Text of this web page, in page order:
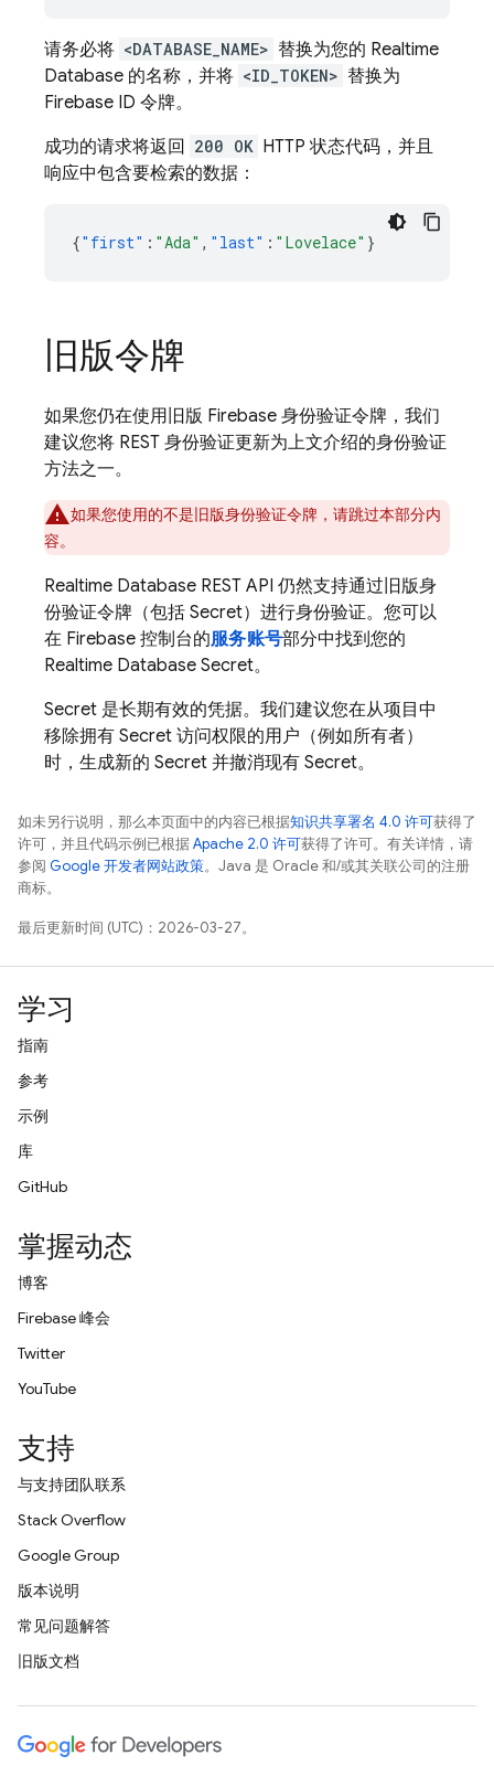
请务必将 <DATABASE_NAME> 替换为您的 Realtime
Database 的名称，并将 <ID_TOKEN> 替换为
Firebase ID 令牌。
成功的请求将返回
200 OK HTTP 状态代码，并且
响应中包含要检索的数据：
{"first" : "Ada" , "last" : "Lovelace" }
旧版令牌
如果您仍在使用旧版 Firebase 身份验证令牌，我们
建议您将 REST 身份验证更新为上文介绍的身份验证
方法之一。
如果您使用的不是旧版身份验证令牌，请跳过本部分内
容。
Realtime Database REST API 仍然支持通过旧版身
份验证令牌（包括 Secret）进行身份验证。 您可以
在 Firebase 控制台的服务账号部分中找到您的
Realtime Database Secret。
Secret 是长期有效的凭据。我们建议您在从项目中
移除拥有 Secret 访问权限的用户（例如所有者）
时，生成新的 Secret 并撤消现有 Secret。
如未另行说明，那么本页面中的内容已根据知识共享署名 4.0 许可获得了
许可，并且代码示例已根据Apache 2.0 许可获得了许可。有关详情，请
参阅 Google 开发者网站政策。Java 是 Oracle 和/或其关联公司的注册
商标。
最后更新时间 (UTC)：2026-03-27。
学习
指南
参考
示例
库
GitHub
掌握动态
博客
Firebase 峰会
Twitter
YouTube
支持
与支持团队联系
Stack Overflow
Google Group
版本说明
常见问题解答
旧版文档